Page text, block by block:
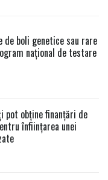
de boli genetice sau rare
național de testare
pot obține finanțări de
înființarea unei